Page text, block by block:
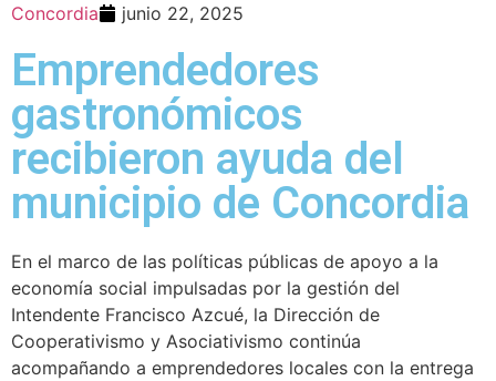
Concordia junio 22, 2025
Emprendedores
gastronómicos
recibieron ayuda del
municipio de Concordia
En el marco de las políticas públicas de apoyo a la
economía social impulsadas por la gestión del
Intendente Francisco Azcué, la Dirección de
Cooperativismo y Asociativismo continúa
acompañando a emprendedores locales con la entrega